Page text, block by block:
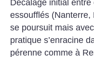
Décalage initial
essoufflés (Nanterre,
se poursuit mais
pratique s’enracine
pérenne comme à